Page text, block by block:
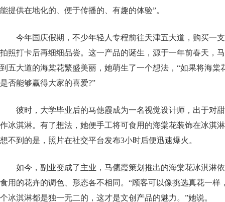
能提供在地化的、便于传播的、有趣的体验”。
今年国庆假期，不少年轻人专程前往天津五大道，购买一
拍照打卡后再细细品尝。这一产品的诞生，源于一年前春天，
到五大道的海棠花繁盛美丽，她萌生了一个想法，“如果将海棠
是否能够赢得大家的喜爱?”
彼时，大学毕业后的马僡霞成为一名视觉设计师，出于对
作冰淇淋。有了想法，她便手工将可食用的海棠花装饰在冰淇
想不到的是，照片在社交平台发布3小时后便迅速爆火。
如今，副业变成了主业，马僡霞策划推出的海棠花冰淇淋
食用的花卉的调色、形态各不相同。“顾客可以像挑选真花一样
个冰淇淋都是独一无二的，这才是文创产品的魅力。”她说。